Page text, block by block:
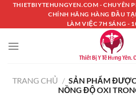
Chuyển
nội
dung
THIETBIYTEHUNGYEN.COM - CHUYÊN
CHÍNH HÃNG HÀNG ĐẦU
LÀM VIỆC 7H SÁNG -
TRANG CHỦ / SẢN PHẨM
NỒNG ĐỘ OXI